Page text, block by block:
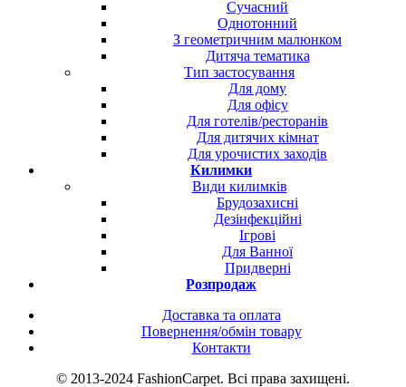
Сучасний
Однотонний
З геометричним малюнком
Дитяча тематика
Тип застосування
Для дому
Для офісу
Для готелів/ресторанів
Для дитячих кімнат
Для урочистих заходів
Килимки
Види килимків
Брудозахисні
Дезінфекційні
Ігрові
Для Ванної
Придверні
Розпродаж
Доставка та оплата
Повернення/обмін товару
Контакти
© 2013-2024 FashionCarpet. Всі права захищені.